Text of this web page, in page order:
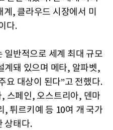
, 클라우드 시장에서 미
다.
일반적으로 세계 최대 규모
계돼 있으며 메타, 알파벳,
요 대상이 된다”고 전했다.
스페인, 오스트리아, 덴마
, 튀르키예 등 10여 개 국가
상태다.